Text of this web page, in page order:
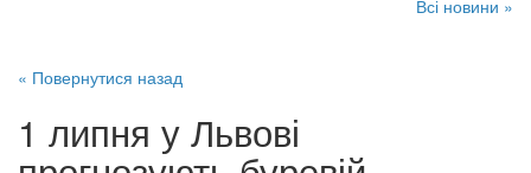
Всі новини »
« Повернутися назад
1 липня у Львові